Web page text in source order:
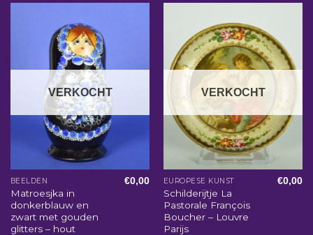
VERKOCHT
BEELDEN
Matroesjka in
donkerblauw en
zwart met gouden
glitters – hout
€0,00
VERKOCHT
EUROPESE KUNST
Schilderijtje La
Pastorale François
Boucher – Louvre
Parijs
€0,00